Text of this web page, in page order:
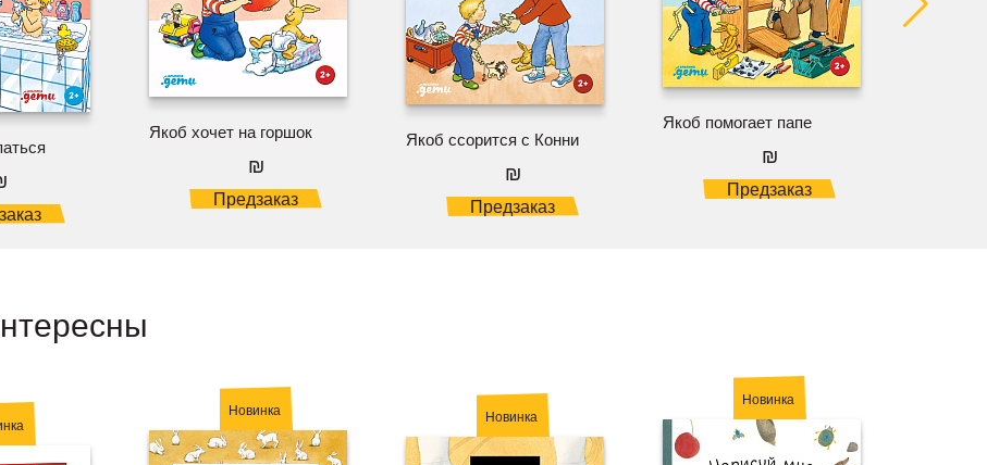
Якоб хочет на горшок
₪
Предзаказ
Якоб ссорится с Конни
₪
Предзаказ
Якоб помогает папе
₪
Предзаказ
Новинка Новинка
Новинка